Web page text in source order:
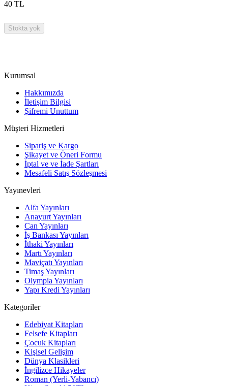
40 TL
Stokta yok
Kurumsal
Hakkımızda
İletişim Bilgisi
Şifremi Unuttum
Müşteri Hizmetleri
Sipariş ve Kargo
Şikayet ve Öneri Formu
İptal ve ve İade Şartları
Mesafeli Satış Sözleşmesi
Yayınevleri
Alfa Yayınları
Anayurt Yayınları
Can Yayınları
İş Bankası Yayınları
İthaki Yayınları
Martı Yayınları
Maviçatı Yayınları
Timaş Yayınları
Olympia Yayınları
Yapı Kredi Yayınları
Kategoriler
Edebiyat Kitapları
Felsefe Kitapları
Çocuk Kitapları
Kişisel Gelişim
Dünya Klasikleri
İngilizce Hikayeler
Roman (Yerli-Yabancı)